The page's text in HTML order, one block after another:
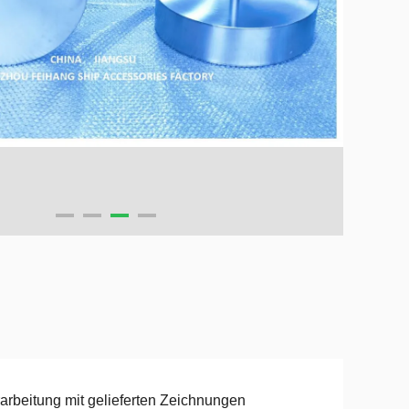
mit gelieferten Zeichnungen